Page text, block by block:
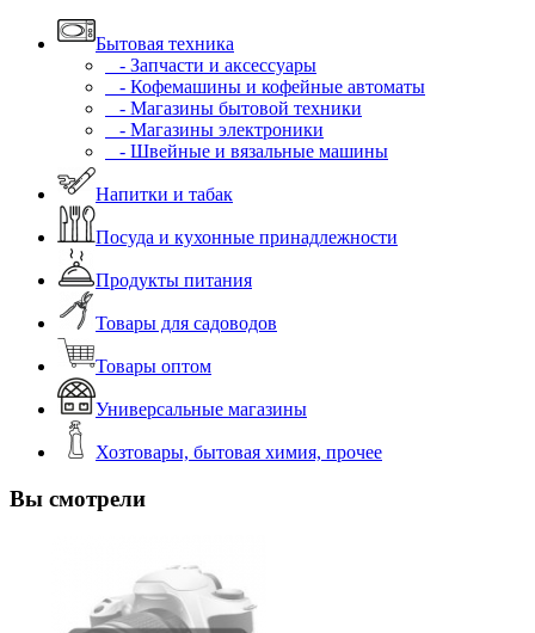
Бытовая техника
- Запчасти и аксессуары
- Кофемашины и кофейные автоматы
- Магазины бытовой техники
- Магазины электроники
- Швейные и вязальные машины
Напитки и табак
Посуда и кухонные принадлежности
Продукты питания
Товары для садоводов
Товары оптом
Универсальные магазины
Хозтовары, бытовая химия, прочее
Вы смотрели